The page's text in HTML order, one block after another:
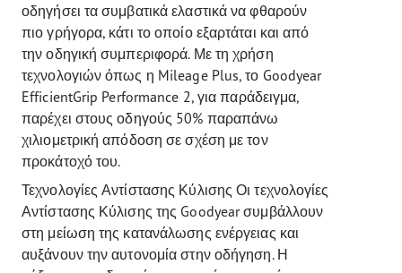
οδηγήσει τα συμβατικά ελαστικά να φθαρούν
πιο γρήγορα, κάτι το οποίο εξαρτάται και από
την οδηγική συμπεριφορά. Με τη χρήση
τεχνολογιών όπως η Mileage Plus, το Goodyear
EfficientGrip Performance 2, για παράδειγμα,
παρέχει στους οδηγούς 50% παραπάνω
χιλιομετρική απόδοση σε σχέση με τον
προκάτοχό του.
Τεχνολογίες Αντίστασης Κύλισης Οι τεχνολογίες
Αντίστασης Κύλισης της Goodyear συμβάλλουν
στη μείωση της κατανάλωσης ενέργειας και
αυξάνουν την αυτονομία στην οδήγηση. Η